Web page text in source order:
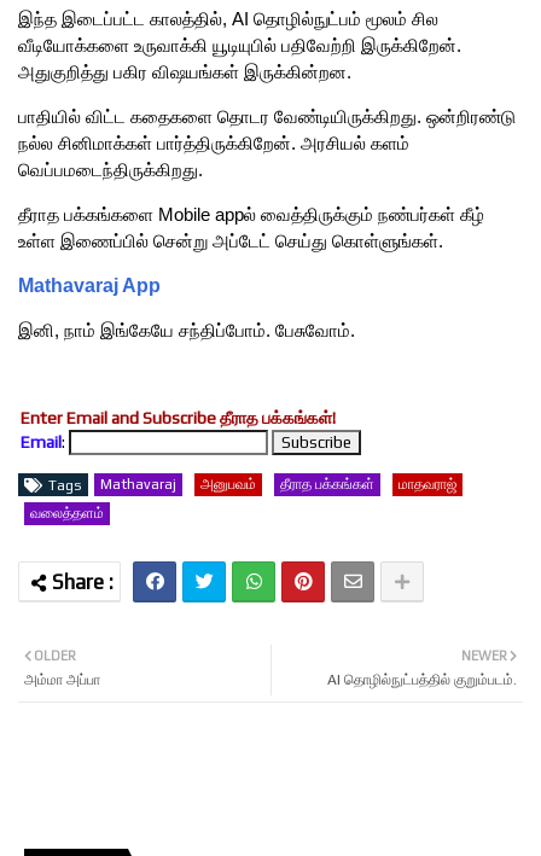
இந்த இடைப்பட்ட காலத்தில், AI தொழில்நுட்பம் மூலம் சில
வீடியோக்களை உருவாக்கி யூடியுபில் பதிவேற்றி இருக்கிறேன்.
அதுகுறித்து பகிர விஷயங்கள் இருக்கின்றன.
பாதியில் விட்ட கதைகளை தொடர வேண்டியிருக்கிறது. ஒன்றிரண்டு
நல்ல சினிமாக்கள் பார்த்திருக்கிறேன். அரசியல் களம்
வெப்பமடைந்திருக்கிறது.
தீராத பக்கங்களை Mobile appல் வைத்திருக்கும் நண்பர்கள் கீழ்
உள்ள இணைப்பில் சென்று அப்டேட் செய்து கொள்ளுங்கள்.
Mathavaraj App
இனி, நாம் இங்கேயே சந்திப்போம். பேசுவோம்.
Enter Email and Subscribe தீராத பக்கங்கள்!
Email:
Tags Mathavaraj அனுபவம் தீராத பக்கங்கள்
மாதவராஜ்
வலைத்தளம்
NEWER
AI தொழில்நுட்பத்தில் குறும்படம்.
OLDER
அம்மா அப்பா